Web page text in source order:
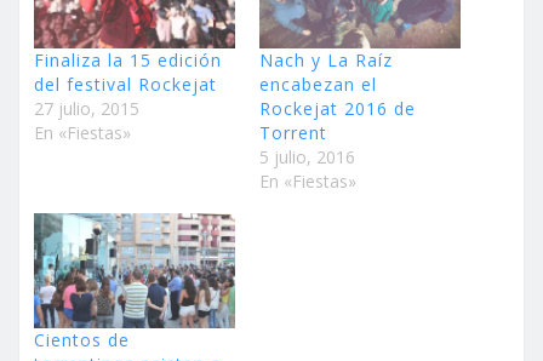
Finaliza la 15 edición
del festival Rockejat
27 julio, 2015
En «Fiestas»
Nach y La Raíz
encabezan el
Rockejat 2016 de
Torrent
5 julio, 2016
En «Fiestas»
Cientos de